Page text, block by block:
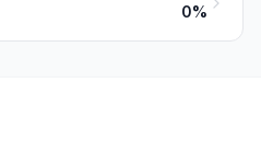
0%